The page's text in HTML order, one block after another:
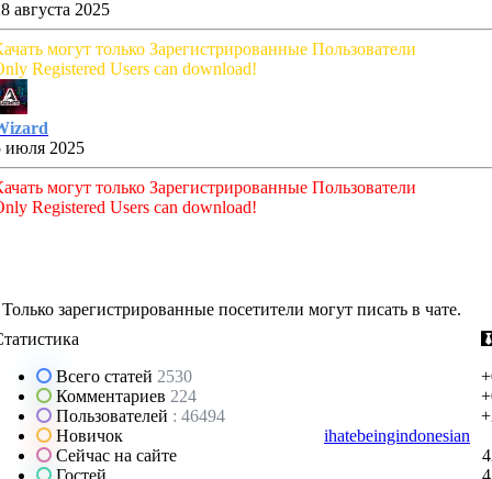
августа 2025
могут только Зарегистрированные Пользователи
Registered Users can download!
июля 2025
могут только Зарегистрированные Пользователи
Registered Users can download!
Только зарегистрированные посетители могут писать в чате.
Всего статей 2530
Комментариев 224
Пользователей : 46494
Новичок
ihatebeingindonesian
Сейчас на сайте
Гостей